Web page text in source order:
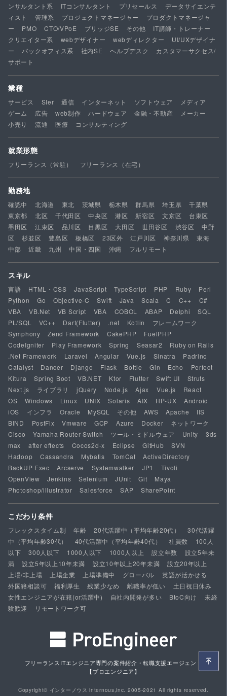
ンサルタント系
ITコンサルタント プリセールス
データサイエンテ
ィスト
管理系 プロジェクトマネージャー
プロダクトマネージャ
ー
PMO CTO/VPoE ブリッジSE その他
IT講師・トレーナー
クリエイター系
webデザイナー webディレクター
UI/UXデザイナ
ー
バックオフィス系 社内SE ヘルプデスク
カスタマーサクセス/
サポート
業種
サービス SIer 通信 インターネット ソフトウェア
メディア
ゲーム
広告 web制作 ハードウェア 金融・不動産
メーカー
小売り
流通 医療 コンサルティング
就業形態
フリーランス（常駐） フリーランス（在宅）
勤務地
確認中 北海道 東北 茨城県 栃木県 群馬県 埼玉県
千葉県
東京都
北区 千代田区 中央区 港区 新宿区 文京区
台東区
墨田区
江東区 品川区 目黒区 大田区 世田谷区 渋谷区
中野
区
杉並区 豊島区 板橋区 23区外 江戸川区 神奈川県
東海
中部
近畿 九州 中国・四国 沖縄 フルリモート
スキル
言語 HTML・CSS JavaScript TypeScript PHP Ruby
Perl
Python
Go Objective-C Swift Java Scala C C++
C#
VBA
VB.Net VB Script VBA COBOL ABAP Delphi
SQL
PL/SQL
VC++ Dart(Flutter) .net Kotlin
フレームワーク
Symphony
Zend Framework CakePHP
FuelPHP
CodeIgniter
Play Framework Spring Seasar2
Ruby on Rails
.Net Framework
Laravel Angular Vue.js Sinatra
Padrino
Catalyst
Dancer Django Flask Bottle Gin Echo
Perfect
Kitura
Spring Boot VB.NET Ktor Flutter Swift UI
Struts
Next.js
ライブラリ jQuery Node.js Ajax Vue.js
React
OS
Windows Linux UNIX Solaris AIX HP-UX
Android
iOS
インフラ Oracle MySQL その他 AWS Apache
IIS
BIND
PostFix Vmware GCP Azure Docker
ネットワーク
Cisco
Yamaha Router Switch ツール・ミドルウェア Unity
3ds
max
after effects Cocos2d-x Eclipse GitHub
SVN
Hadoop
Cassandra Mybatis TomCat
ActiveDirectory
BackUP Exec
Arcserve Systemwalker JP1
Tivoli
OpenView
Jenkins Selenium JUnit Git
Maya
Photoshop/illustrator
Salesforce SAP SharePoint
こだわり条件
フレックスタイム制 年齢 20代活躍中（平均年齢20代）
30代活躍
中（平均年齢30代）
40代活躍中（平均年齢40代） 社員数
100人
以下
300人以下 1000人以下 1000人以上 設立年数
設立5年未
満
設立5年以上10年未満 設立10年以上20年未満
設立20年以上
上場/非上場
上場企業 上場準備中 グローバル
英語が活かせる
外国籍相談可
福利厚生 残業少なめ 離職率が低い
土日祝日休み
女性エンジニアが在籍(or活躍中)
自社内開発が多い BtoC向け
未経
験歓迎
リモートワーク可
フリーランスITエンジニア専門の案件紹介・転職支援エージェント
【プロエンジニア】
Copyright© インターノウス internous,inc. 2005-2021 All rights reserved.